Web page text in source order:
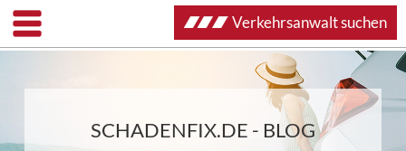
SCHADENFIX.DE - BLOG
Verkehrsanwalt suchen